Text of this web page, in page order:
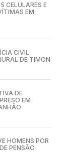
CELULARES E
EM
CIVIL
DE TIMON
DE
EM
HOMENS POR
PENSÃO